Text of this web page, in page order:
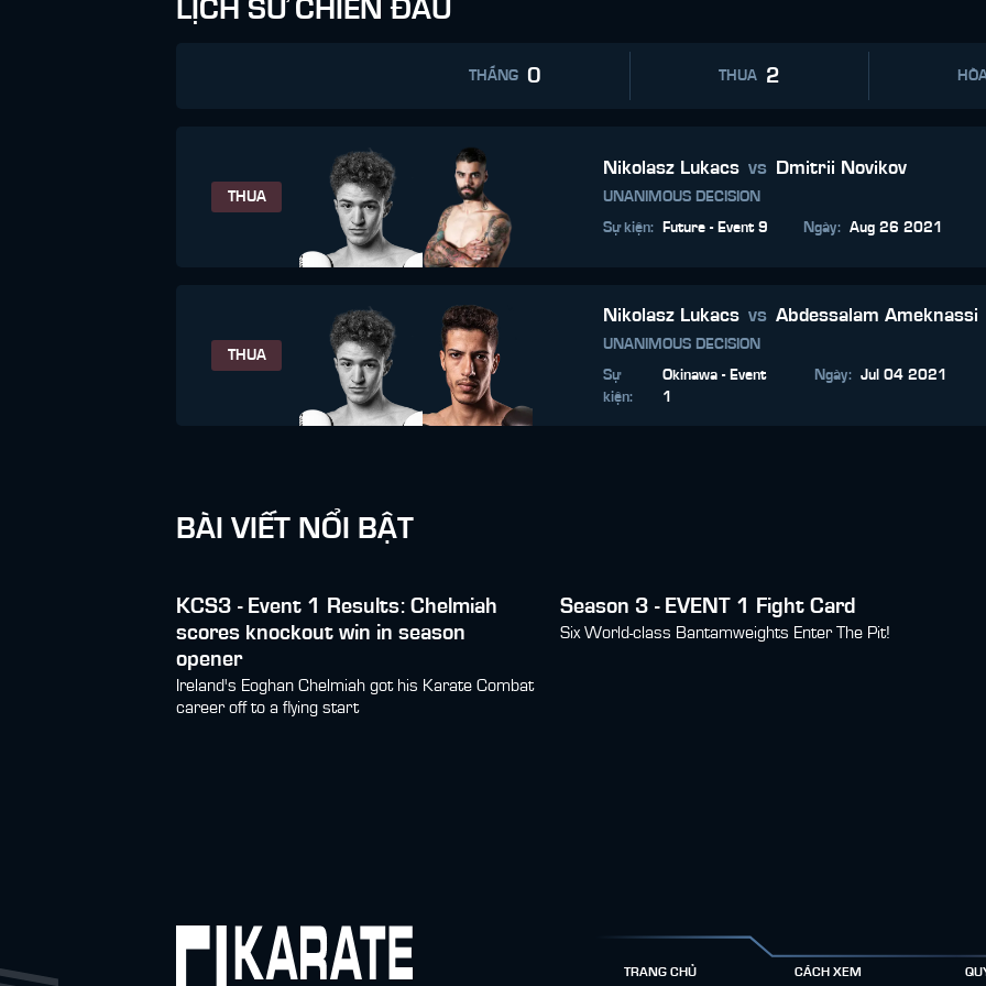
LỊCH SỬ CHIẾN ĐẤU
THẮNG 0 THUA 2
THUA
Nikolasz Lukacs vs Dmitrii Novikov
UNANIMOUS DECISION
Sự kiện: Future - Event 9 Ngày: Aug 26 2021
THUA
Nikolasz Lukacs vs Abdessalam Ameknassi
UNANIMOUS DECISION
Sự
kiện:
Okinawa - Event
1
Ngày: Jul 04 2021
BÀI VIẾT NỔI BẬT
KCS3 - Event 1 Results: Chelmiah
scores knockout win in season
opener
Ireland's Eoghan Chelmiah got his Karate Combat
career off to a flying start
Season 3 - EVENT 1 Fight Card
Six World-class Bantamweights Enter The Pit!
TRANG CHỦ CÁCH XEM